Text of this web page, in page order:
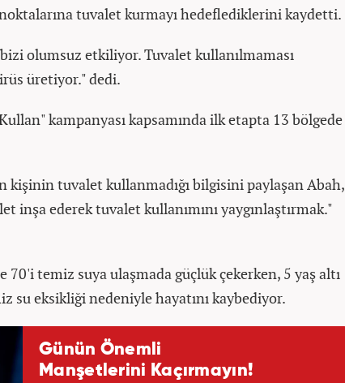
tuvalet kurmayı hedeflediklerini kaydetti.
bizi olumsuz etkiliyor. Tuvalet kullanılmaması
üretiyor." dedi.
kampanyası kapsamında ilk etapta 13 bölgede
kişinin tuvalet kullanmadığı bilgisini paylaşan Abah,
inşa ederek tuvalet kullanımını yaygınlaştırmak."
temiz suya ulaşmada güçlük çekerken, 5 yaş altı
su eksikliği nedeniyle hayatını kaybediyor.